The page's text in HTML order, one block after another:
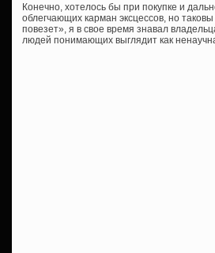
Конечно, хотелось бы при покупке и
облегчающих карман эксцессов, но
повезет», я в свое время знавал
людей понимающих выглядит как